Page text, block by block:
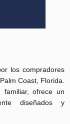
los compradores
Coast, Florida.
familiar, ofrece un
diseñados y